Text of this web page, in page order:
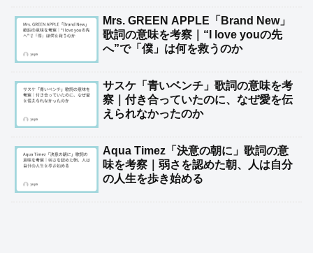
Mrs. GREEN APPLE「Brand New」
歌詞の意味を考察｜“I love youの先
へ”で「僕」は何を救うのか
サスケ「青いベンチ」歌詞の意味を考
察｜付き合っていたのに、なぜ愛を伝
えられなかったのか
Aqua Timez「決意の朝に」歌詞の意
味を考察｜弱さを認めた朝、人は自分
の人生を歩き始める